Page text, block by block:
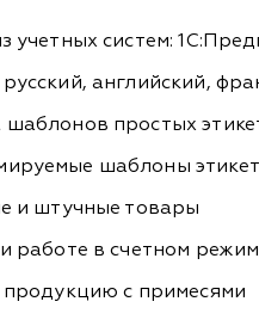
учетных систем:
английский,
шаблонов простых
шаблоны
и штучные товары
работе в счетном
продукцию с примесями